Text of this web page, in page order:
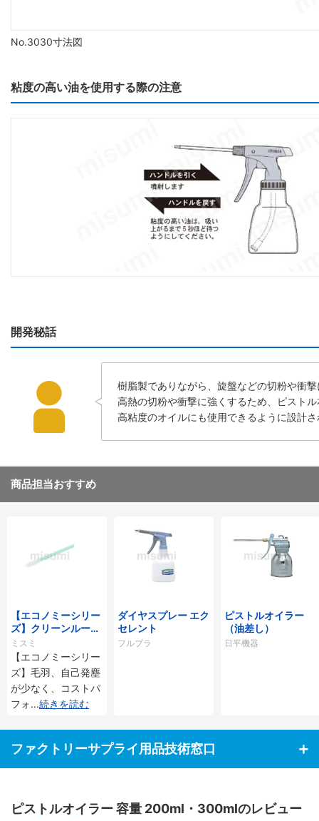
No.3030寸法図
粘度の高い油を使用する際の注意
開発秘話
樹脂製でありながら、旋盤などの切粉や衝
高熱の切粉や衝撃に強くするため、ピスト
高粘度のオイルにも使用できるように設計
商品担当おすすめ
【エコノミーシリー
ズ】クリーンルーム
用綿棒クリーンルー
ムCLASS100
ミスミ
【エコノミーシリー
ズ】毛羽、自己発塵
が少なく、コストパ
フォ...続きを読む
ダイヤスプレー エク
セレント
フルプラ
ピストルオイラー
（油差し）
日平機器
ファクトリーサプライ用品技術窓口
ピストルオイラー 容量 200ml・300mlのレビュー